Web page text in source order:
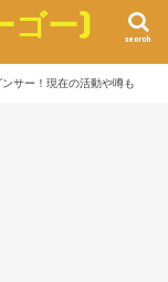
ゴー) search
サー！現在の活動や噂も